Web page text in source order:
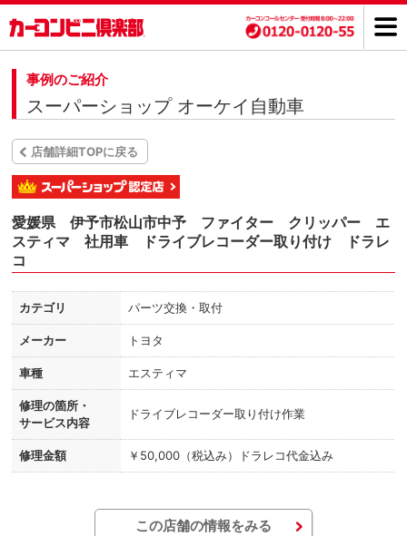
事例のご紹介
スーパーショップ オーケイ自動車
店舗詳細TOPに戻る
愛媛県 伊予市松山市中予 ファイター クリッパー エ
スティマ 社用車 ドライブレコーダー取り付け ドラレ
コ
カテゴリ パーツ交換・取付
メーカー トヨタ
車種 エスティマ
修理の箇所・
サービス内容
ドライブレコーダー取り付け作業
修理金額 ￥50,000（税込み）ドラレコ代金込み
この店舗の情報をみる